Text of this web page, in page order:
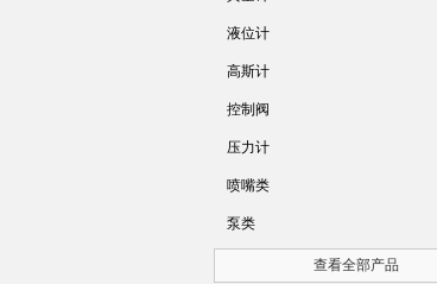
液位计
高斯计
控制阀
压力计
喷嘴类
泵类
查看全部产品